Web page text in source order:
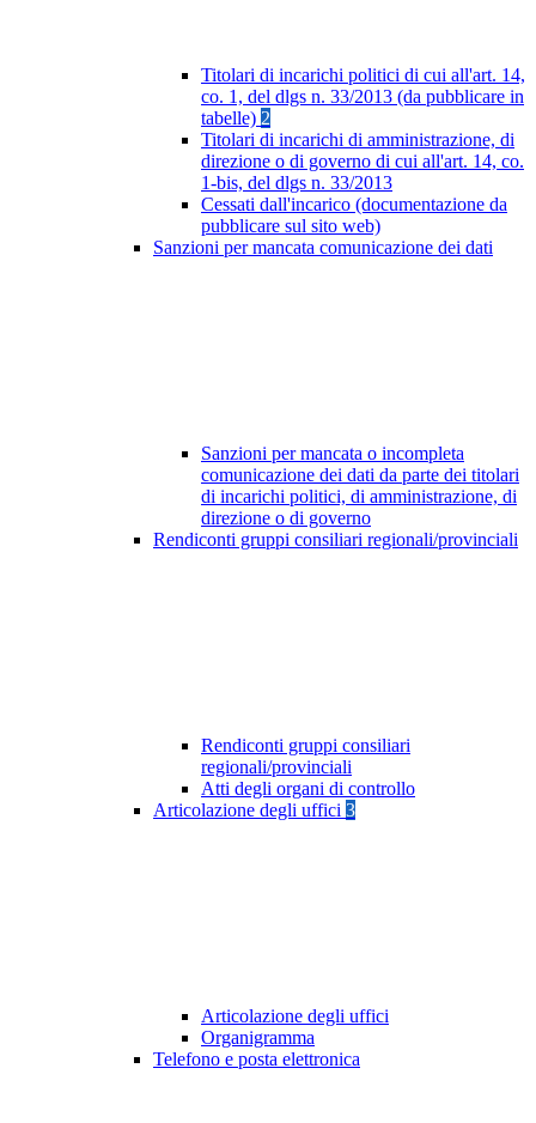
Titolari di incarichi politici di cui all'art. 14,
co. 1, del dlgs n. 33/2013 (da pubblicare in
tabelle) 2
Titolari di incarichi di amministrazione, di
direzione o di governo di cui all'art. 14, co.
1-bis, del dlgs n. 33/2013
Cessati dall'incarico (documentazione da
pubblicare sul sito web)
Sanzioni per mancata comunicazione dei dati
Sanzioni per mancata o incompleta
comunicazione dei dati da parte dei titolari
di incarichi politici, di amministrazione, di
direzione o di governo
Rendiconti gruppi consiliari regionali/provinciali
Rendiconti gruppi consiliari
regionali/provinciali
Atti degli organi di controllo
Articolazione degli uffici 3
Articolazione degli uffici
Organigramma
Telefono e posta elettronica